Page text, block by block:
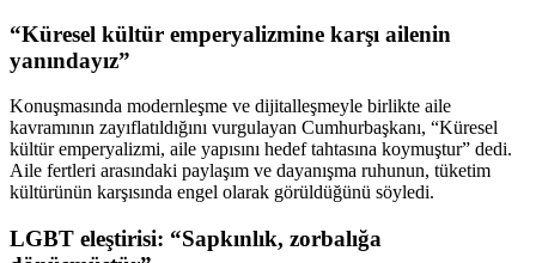
“Küresel kültür emperyalizmine karşı ailenin
yanındayız”
Konuşmasında modernleşme ve dijitalleşmeyle birlikte aile
kavramının zayıflatıldığını vurgulayan Cumhurbaşkanı, “Küresel
kültür emperyalizmi, aile yapısını hedef tahtasına koymuştur” dedi.
Aile fertleri arasındaki paylaşım ve dayanışma ruhunun, tüketim
kültürünün karşısında engel olarak görüldüğünü söyledi.
LGBT eleştirisi: “Sapkınlık, zorbalığa